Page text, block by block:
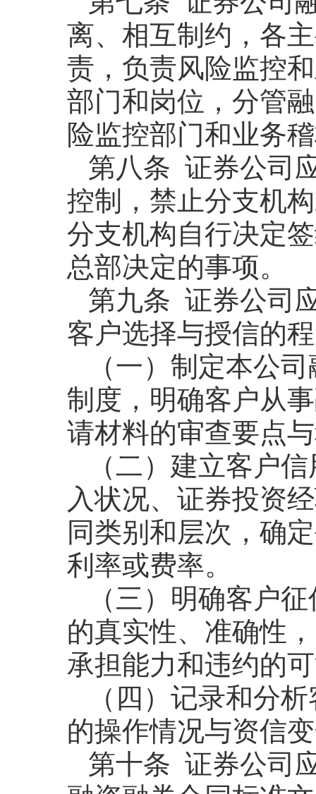
离、相互制约，各
责，负责风险监控
部门和岗位，分管
险监控部门和业务
第八条 证券公司
控制，禁止分支机
分支机构自行决定
总部决定的事项。
第九条 证券公司
客户选择与授信的
（一）制定本公
制度，明确客户从
请材料的审查要点
（二）建立客户
入状况、证券投资
同类别和层次，确
利率或费率。
（三）明确客户
的真实性、准确性
承担能力和违约的
（四）记录和分
的操作情况与资信
第十条 证券公司